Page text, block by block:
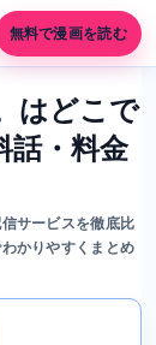
無料で漫画を読む
はどこで
話・料金
サービスを徹底比
かりやすくまとめ